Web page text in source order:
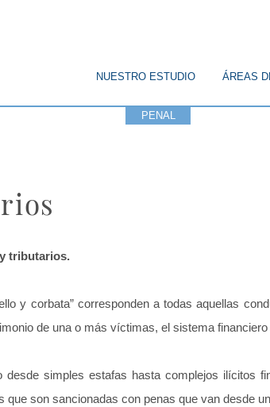
NUESTRO ESTUDIO ÁREAS
PENAL
tributarios.
y corbata” corresponden a todas aquellas
de una o más víctimas, el sistema
simples estafas hasta complejos ilícitos
son sancionadas con penas que van desde